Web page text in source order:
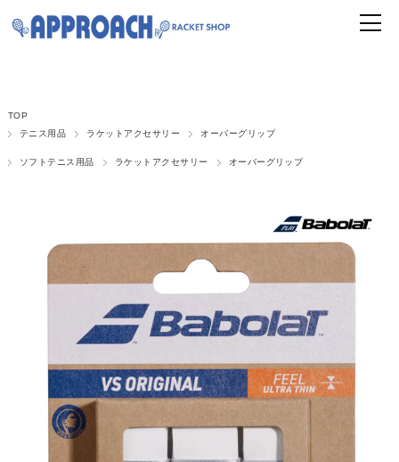
TOP
テニス用品
ラケットアクセサリー オーバーグリップ
ソフトテニス用品 ラケットアクセサリー オーバーグリップ